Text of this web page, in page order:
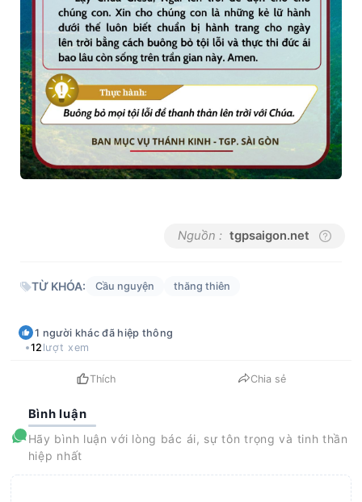
Nguồn : tgpsaigon.net
TỪ KHÓA: Cầu nguyện thăng thiên
1 người khác đã hiệp thông
12 lượt xem
Thích Chia sẻ
Bình luận
Hãy bình luận với lòng bác ái, sự tôn trọng và tinh thần
hiệp nhất